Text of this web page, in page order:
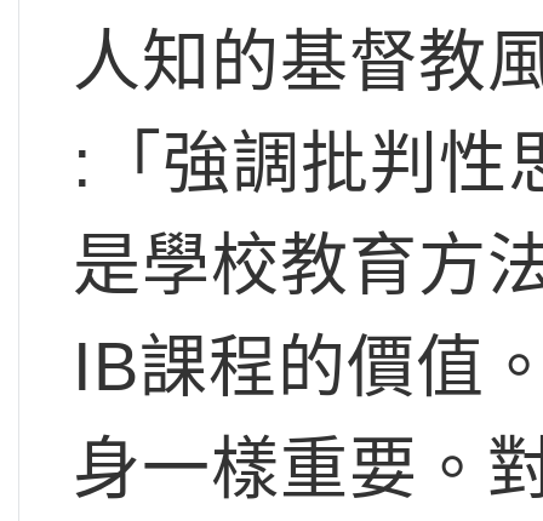
人知的基督教
:「強調批判性
是學校教育方
IB課程的價值
身一樣重要。